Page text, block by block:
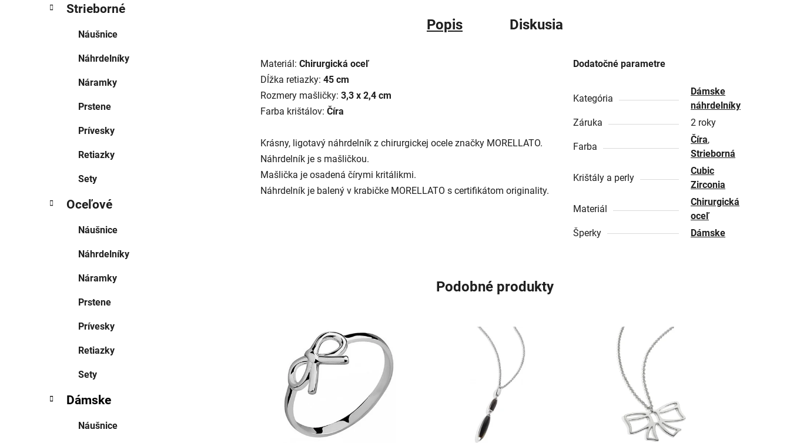
Strieborné
Náušnice
Náhrdelníky
Náramky
Prstene
Prívesky
Retiazky
Sety
Oceľové
Náušnice
Náhrdelníky
Náramky
Prstene
Prívesky
Retiazky
Sety
Dámske
Náušnice
Popis Diskusia
Materiál: Chirurgická oceľ
Dĺžka retiazky: 45 cm
Rozmery mašličky: 3,3 x 2,4 cm
Farba krištálov: Číra
Krásny, ligotavý náhrdelník z chirurgickej ocele značky MORELLATO.
Náhrdelník je s mašličkou.
Mašlička je osadená čírymi kritálikmi.
Náhrdelník je balený v krabičke MORELLATO s certifikátom originality.
Dodatočné parametre
Kategória
Dámske
náhrdelníky
Záruka
2 roky
Farba
Číra,
Strieborná
Krištály a perly
Cubic
Zirconia
Materiál
Chirurgická
oceľ
Šperky
Dámske
Podobné produkty